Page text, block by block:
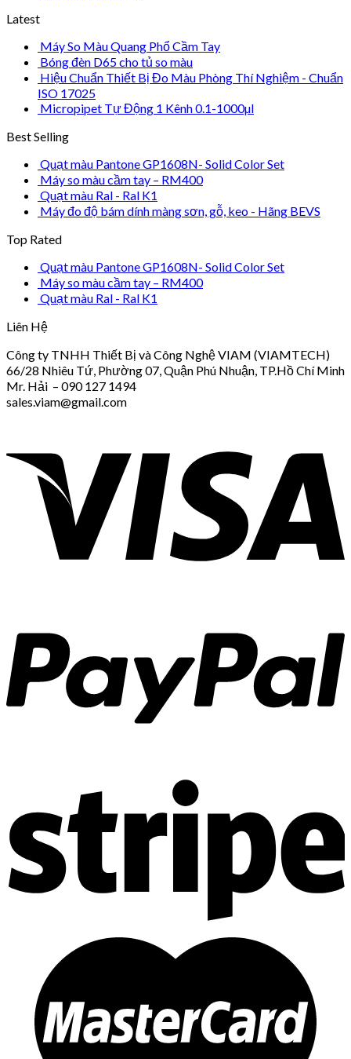
Latest
Máy So Màu Quang Phổ Cầm Tay
Bóng đèn D65 cho tủ so màu
Hiệu Chuẩn Thiết Bị Đo Màu Phòng Thí Nghiệm - Chuẩn
ISO 17025
Micropipet Tự Động 1 Kênh 0.1-1000µl
Best Selling
Quạt màu Pantone GP1608N- Solid Color Set
Máy so màu cầm tay – RM400
Quạt màu Ral - Ral K1
Máy đo độ bám dính màng sơn, gỗ, keo - Hãng BEVS
Top Rated
Quạt màu Pantone GP1608N- Solid Color Set
Máy so màu cầm tay – RM400
Quạt màu Ral - Ral K1
Liên Hệ
Công ty TNHH Thiết Bị và Công Nghệ VIAM (VIAMTECH)
66/28 Nhiêu Tứ, Phường 07, Quận Phú Nhuận, TP.Hồ Chí Minh
Mr. Hải – 090 127 1494
sales.viam@gmail.com